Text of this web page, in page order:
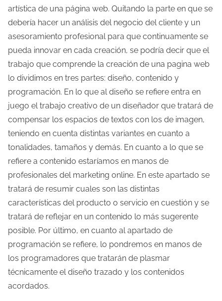
artística de una página web. Quitando la parte en que se
debería hacer un análisis del negocio del cliente y un
asesoramiento profesional para que continuamente se
pueda innovar en cada creación, se podría decir que el
trabajo que comprende la creación de una pagina web
lo dividimos en tres partes: diseño, contenido y
programación. En lo que al diseño se refiere entra en
juego el trabajo creativo de un diseñador que tratará de
compensar los espacios de textos con los de imagen,
teniendo en cuenta distintas variantes en cuanto a
tonalidades, tamaños y demás. En cuanto a lo que se
refiere a contenido estaríamos en manos de
profesionales del marketing online. En este apartado se
tratará de resumir cuales son las distintas
características del producto o servicio en cuestión y se
tratará de reflejar en un contenido lo más sugerente
posible. Por último, en cuanto al apartado de
programación se refiere, lo pondremos en manos de
los programadores que tratarán de plasmar
técnicamente el diseño trazado y los contenidos
acordados.